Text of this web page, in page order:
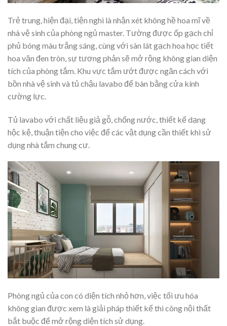
Trẻ trung, hiện đại, tiện nghi là nhận xét không hề hoa mĩ về
nhà vệ sinh của phòng ngủ master. Tường được ốp gạch chỉ
phủ bóng màu trắng sáng, cùng với sàn lát gạch hoa học tiết
hoa văn đen tròn, sự tương phản sẽ mở rộng không gian diện
tích của phòng tắm. Khu vực tắm ướt được ngăn cách với
bồn nhà vệ sinh và tủ chậu lavabo để bàn bằng cửa kính
cường lực.
Tủ lavabo với chất liệu giả gỗ, chống nước, thiết kế dạng
hộc kệ, thuận tiện cho việc để các vật dụng cần thiết khi sử
dụng nhà tắm chung cư.
Phòng ngủ của con có diện tích nhỏ hơn, việc tối ưu hóa
không gian được xem là giải pháp thiết kế thi công nội thất
bắt buộc để mở rộng diện tích sử dụng.